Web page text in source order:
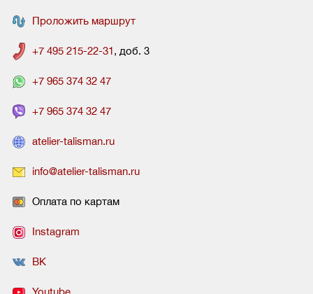
Проложить маршрут
+7 495 215-22-31, доб. 3
+7 965 374 32 47
+7 965 374 32 47
atelier-talisman.ru
info@atelier-talisman.ru
Оплата по картам
Instagram
ВК